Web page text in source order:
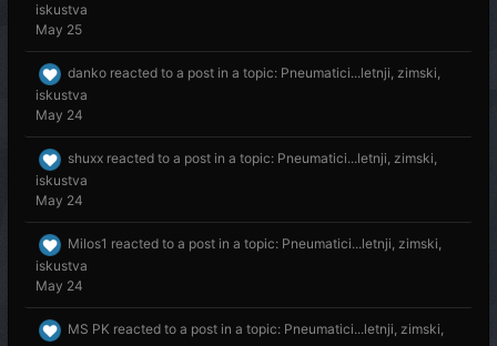
iskustva
May 25
danko reacted to a post in a topic: Pneumatici...letnji, zimski,
iskustva
May 24
shuxx reacted to a post in a topic: Pneumatici...letnji, zimski,
iskustva
May 24
Milos1 reacted to a post in a topic: Pneumatici...letnji, zimski,
iskustva
May 24
MS PK reacted to a post in a topic: Pneumatici...letnji, zimski,